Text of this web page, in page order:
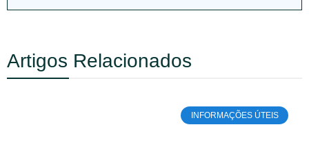
Artigos Relacionados
INFORMAÇÕES ÚTEIS